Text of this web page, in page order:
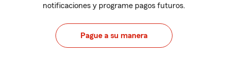
notificaciones y programe pagos futuros.
Pague a su manera